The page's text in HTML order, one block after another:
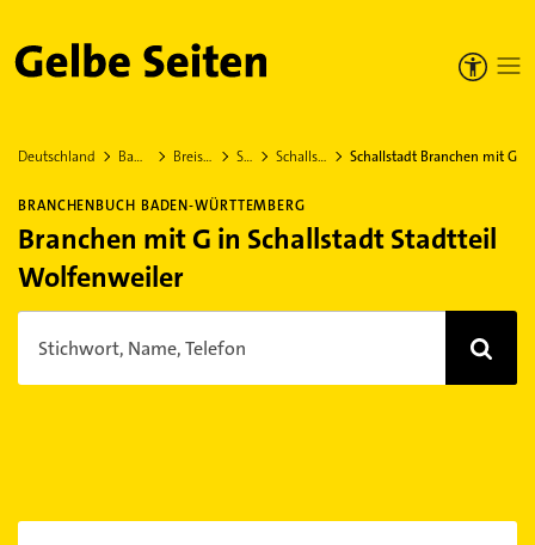
Gelbe Seiten
Deutschland Baden-Württemberg Breisgau-Hochschwarzwald Schallstadt Schallstadt Stadtteil Wolfenweiler Schallstadt Branchen mit G
BRANCHENBUCH BADEN-WÜRTTEMBERG
Branchen mit G in Schallstadt Stadtteil
Wolfenweiler
Stichwort, Name, Telefon